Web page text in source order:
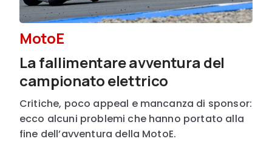
MotoE
La fallimentare avventura del
campionato elettrico
Critiche, poco appeal e mancanza di sponsor:
ecco alcuni problemi che hanno portato alla
fine dell’avventura della MotoE.